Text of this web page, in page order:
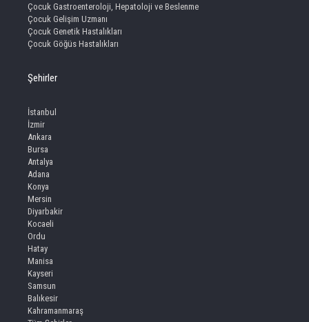
Çocuk Gastroenteroloji, Hepatoloji ve Beslenme
Çocuk Gelişim Uzmanı
Çocuk Genetik Hastalıkları
Çocuk Göğüs Hastalıkları
Şehirler
İstanbul
İzmir
Ankara
Bursa
Antalya
Adana
Konya
Mersin
Diyarbakir
Kocaeli
Ordu
Hatay
Manisa
Kayseri
Samsun
Balıkesir
Kahramanmaraş